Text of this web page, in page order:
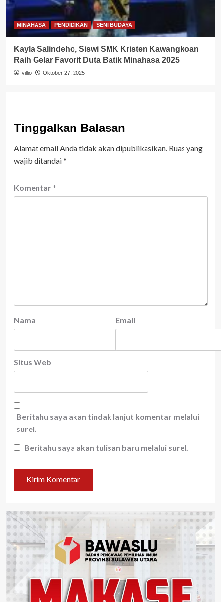
MINAHASA PENDIDIKAN SENI BUDAYA
Kayla Salindeho, Siswi SMK Kristen Kawangkoan
Raih Gelar Favorit Duta Batik Minahasa 2025
villio Oktober 27, 2025
Tinggalkan Balasan
Alamat email Anda tidak akan dipublikasikan. Ruas yang
wajib ditandai*
Komentar *
Nama Email
Situs Web
Beritahu saya akan tindak lanjut komentar melalui
surel.
Beritahu saya akan tulisan baru melalui surel.